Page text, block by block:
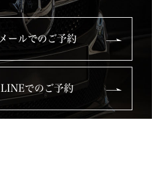
メールでのご予約
LINEでのご予約